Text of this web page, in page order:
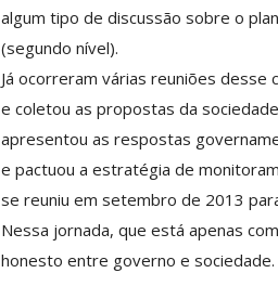
algum tipo de discussão sobre o
(segundo nível).
Já ocorreram várias reuniões
e coletou as propostas da
apresentou as respostas
e pactuou a estratégia de
se reuniu em setembro de 2013
Nessa jornada, que está apenas
honesto entre governo e sociedade.